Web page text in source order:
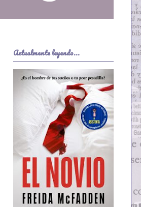
Actualmente leyendo...